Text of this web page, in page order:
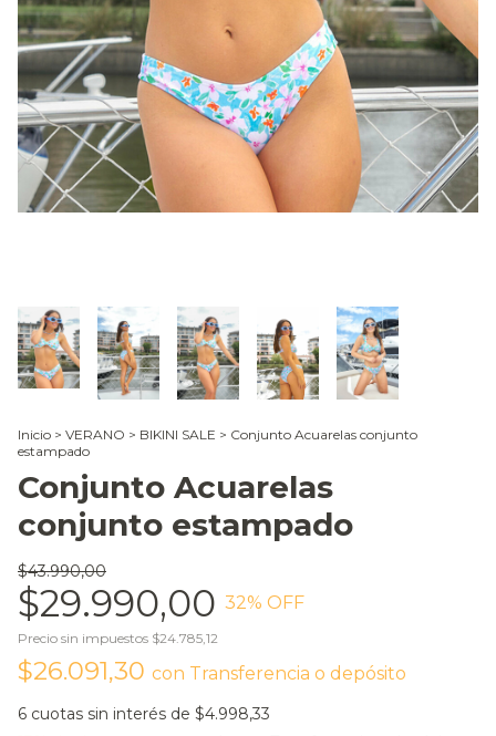
Inicio > VERANO > BIKINI SALE > Conjunto Acuarelas conjunto
estampado
Conjunto Acuarelas
conjunto estampado
$43.990,00
$29.990,00 32% OFF
Precio sin impuestos $24.785,12
$26.091,30 con Transferencia o depósito
6 cuotas sin interés de $4.998,33